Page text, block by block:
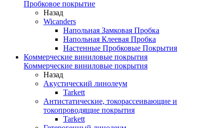
Пробковое покрытие
Назад
Wicanders
Напольная Замковая Пробка
Напольная Клеевая Пробка
Настенные Пробковые Покрытия
Коммерческие виниловые покрытия
Коммерческие виниловые покрытия
Назад
Акустический линолеум
Tarkett
Антистатические, токорассеивающие и
токопроводящие покрытия
Tarkett